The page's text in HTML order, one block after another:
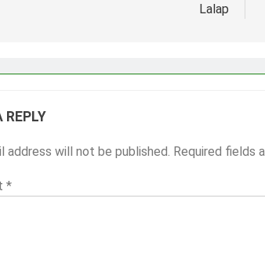
Lalap
REPLY
address will not be published. Required fields
*